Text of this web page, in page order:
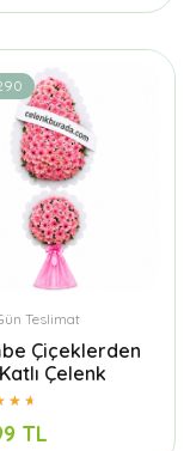
Teslimat
Çiçeklerden
Çelenk
TL